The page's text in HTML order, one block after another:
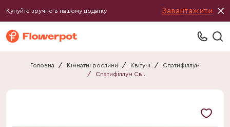
Купуйте зручно в нашому додатку Завантажити
Головна / Кімнатні рослини / Квітучі /
Спатифіллум
/
Спатифіллум Світ Чіко